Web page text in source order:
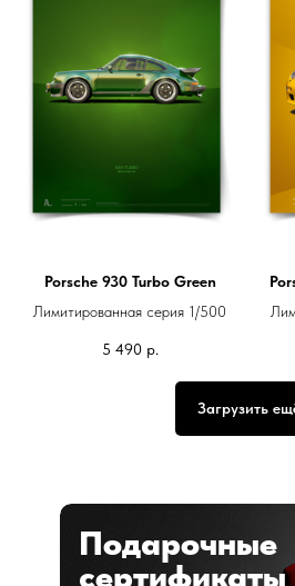
Porsche 930 Turbo Green
Лимитированная серия 1/500
5 490 р.
Загрузить
Подарочные
сертификаты